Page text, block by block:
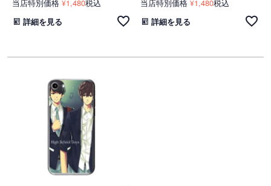
当店特別価格 ¥1,480税込
詳細を見る
当店特別価格 ¥1,480税込
詳細を見る